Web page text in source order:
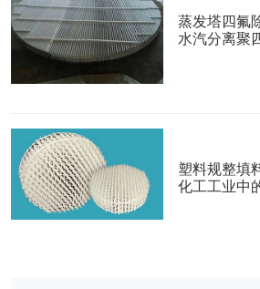
蒸发塔四氟
水汽分离聚
塑料规整填
化工工业中